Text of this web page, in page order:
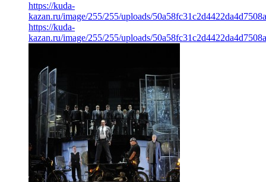
https://kuda-
kazan.ru/image/255/255/uploads/
https://kuda-
kazan.ru/image/255/255/uploads/